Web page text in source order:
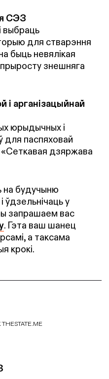
СЭЗ
выбраць
для стварэння
быць невялікая
знешняга
і арганізацыйнай
юрыдычных і
для паспяховай
«Сеткавая дзяржава
на будучыню
ўдзельнічаць у
запрашаем вас
. Гэта ваш шанец
а таксама
крокі.